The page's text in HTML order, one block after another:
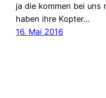
ja die kommen bei
haben ihre Kopter…
16. Mai 2016